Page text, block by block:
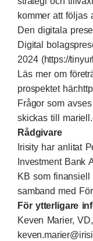
kommer att följas
Den digitala
Digital
2024 (https://
Läs mer om
prospektet här:
Frågor som
skickas till
Rådgivare
Irisity har anlitat
Investment Bank
KB som
samband med
För ytterligare
Keven Marier,